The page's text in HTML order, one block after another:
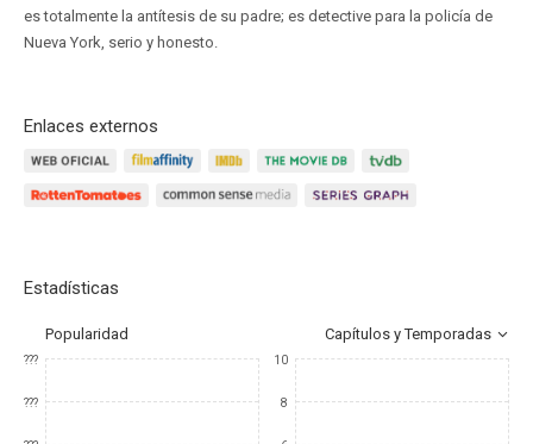
es totalmente la antítesis de su padre; es detective para la policía de
Nueva York, serio y honesto.
Enlaces externos
Estadísticas
Popularidad Capítulos y Temporadas
???
???
10
8